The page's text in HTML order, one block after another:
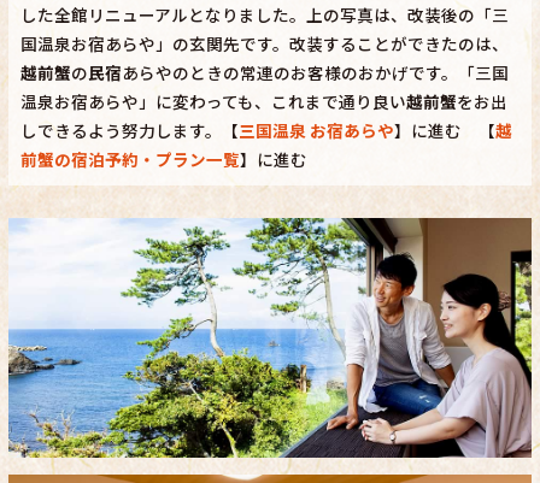
した全館リニューアルとなりました。上の写真は、改装後の「三
国温泉お宿あらや」の玄関先です。改装することができたのは、
越前蟹の民宿あらやのときの常連のお客様のおかげです。「三国
温泉お宿あらや」に変わっても、これまで通り良い越前蟹をお出
しできるよう努力します。【三国温泉 お宿あらや】に進む 【越
前蟹の宿泊予約・プラン一覧】に進む